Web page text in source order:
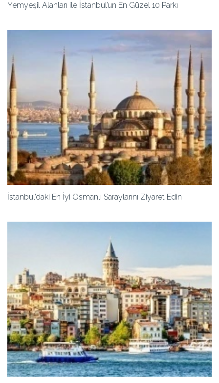
Yemyeşil Alanları ile İstanbul’un En Güzel 10 Parkı
İstanbul’daki En İyi Osmanlı Saraylarını Ziyaret Edin